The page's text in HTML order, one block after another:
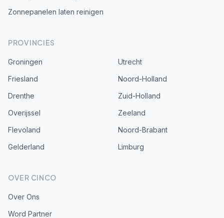
Zonnepanelen laten reinigen
PROVINCIES
Groningen
Friesland
Drenthe
Overijssel
Flevoland
Gelderland
Utrecht
Noord-Holland
Zuid-Holland
Zeeland
Noord-Brabant
Limburg
OVER CINCO
Over Ons
Word Partner